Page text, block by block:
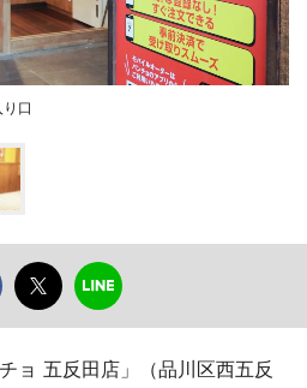
口
ョ 五反田店」（品川区西五反